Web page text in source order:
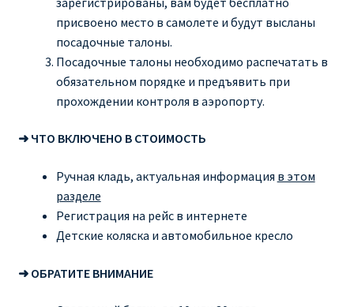
Регистрация ребенка на рейс RYANAIR
Райнэйр на русском
О сайте
присвоено место в самолете и будут высланы
посадочные талоны.
Посадочные талоны необходимо распечатать в
обязательном порядке и предъявить при
прохождении контроля в аэропорту.
➜ ЧТО ВКЛЮЧЕНО В СТОИМОСТЬ
Ручная кладь, актуальная информация в этом
разделе
Регистрация на рейс в интернете
Детские коляска и автомобильное кресло
➜ ОБРАТИТЕ ВНИМАНИЕ